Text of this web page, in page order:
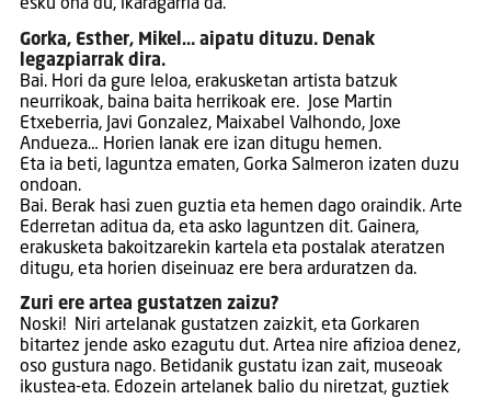
esku ona du, ikaragarria da.
Gorka, Esther, Mikel… aipatu dituzu. Denak
legazpiarrak dira.
Bai. Hori da gure leloa, erakusketan artista batzuk
neurrikoak, baina baita herrikoak ere. Jose Martin
Etxeberria, Javi Gonzalez, Maixabel Valhondo, Joxe
Andueza… Horien lanak ere izan ditugu hemen.
Eta ia beti, laguntza ematen, Gorka Salmeron izaten duzu
ondoan.
Bai. Berak hasi zuen guztia eta hemen dago oraindik. Arte
Ederretan aditua da, eta asko laguntzen dit. Gainera,
erakusketa bakoitzarekin kartela eta postalak ateratzen
ditugu, eta horien diseinuaz ere bera arduratzen da.
Zuri ere artea gustatzen zaizu?
Noski! Niri artelanak gustatzen zaizkit, eta Gorkaren
bitartez jende asko ezagutu dut. Artea nire afizioa denez,
oso gustura nago. Betidanik gustatu izan zait, museoak
ikustea-eta. Edozein artelanek balio du niretzat, guztiek